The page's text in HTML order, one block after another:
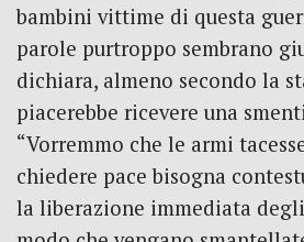
bambini vittime di questa
parole purtroppo sembrano
dichiara, almeno secondo la
piacerebbe ricevere una
“Vorremmo che le armi
chiedere pace bisogna
la liberazione immediata